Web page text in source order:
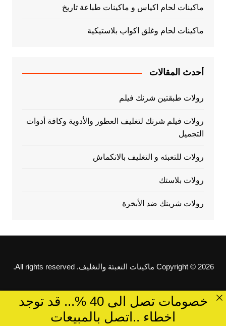
ماكينات لحام اكياس و ماكينات طباعة تاريخ
ماكينات لحام وغلق اكواب بلاستيكية
أحدث المقالات
رولات طبقتين شرنك فيلم
رولات فيلم شرنك لتغليف العطور والأدوية وكافة أدوات
التجميل
رولات للتعبئه و التغليف بالانكماش
رولات بلاستك
رولات شرينك ضد الأبخرة
Copyright © 2026 ماكينات التعبئة والتغليف. All rights reserved.
خصومات تصل الى 40 %... قد توجد
اخطاء ..اتصل بالمبيعات